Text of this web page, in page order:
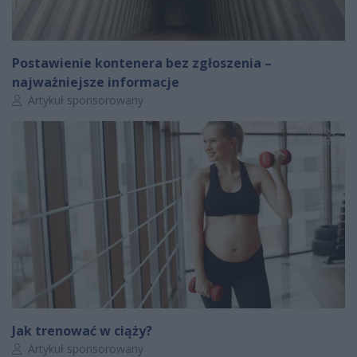
Postawienie kontenera bez zgłoszenia –
najważniejsze informacje
Autor artykułu:
Artykuł sponsorowany
Jak trenować w ciąży?
Autor artykułu:
Artykuł sponsorowany